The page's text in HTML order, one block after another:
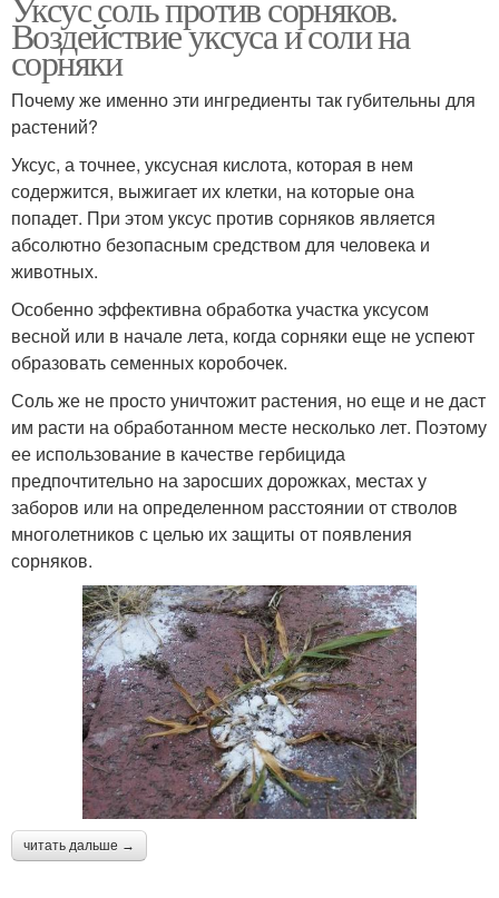
Воздействие уксуса и соли на
сорняки
Почему же именно эти ингредиенты так губительны для
растений?
Уксус, а точнее, уксусная кислота, которая в нем
содержится, выжигает их клетки, на которые она
попадет. При этом уксус против сорняков является
абсолютно безопасным средством для человека и
животных.
Особенно эффективна обработка участка уксусом
весной или в начале лета, когда сорняки еще не успеют
образовать семенных коробочек.
Соль же не просто уничтожит растения, но еще и не даст
им расти на обработанном месте несколько лет. Поэтому
ее использование в качестве гербицида
предпочтительно на заросших дорожках, местах у
заборов или на определенном расстоянии от стволов
многолетников с целью их защиты от появления
сорняков.
читать дальше →